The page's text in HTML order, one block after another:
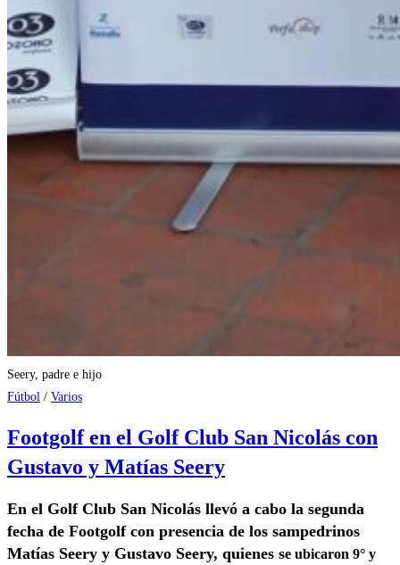
Seery, padre e hijo
Fútbol / Varios
Footgolf en el Golf Club San Nicolás con
Gustavo y Matías Seery
En el Golf Club San Nicolás llevó a cabo la segunda
fecha de Footgolf con presencia de los sampedrinos
Matías Seery y Gustavo Seery, quienes se ubicaron 9° y